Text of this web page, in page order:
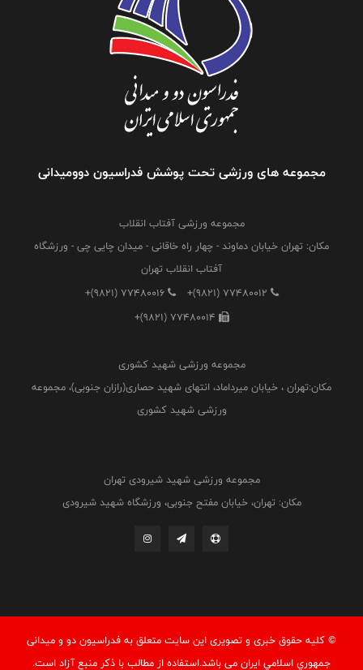
مجموعه های ورزشی تحت پوشش فدراسیون دوومیدانی
مجموعه ورزشی آفتاب انقلاب
مکان: تهران خیابان دماوند - چهار راه خاقانی - میدان چایی چی - ورزشگاه
آفتاب انقلاب تهران
+(9821) 77480012
+(9821) 77480016
+(9821) 77480014
مجموعه ورزشی شهید کشوری
مکان:تهران ، خیابان میرداماد، انتهای شهید حصاری(رازان جنوبی)، مجموعه
ورزشی شهید کشوری
مجموعه ورزشی شهید شیرودی تهران
مکان: تهران، خیابان مفتح جنوبی، ورزشگاه شهید شیرودی
© کليه حقوق خبری و تصويری اين سايت متعلق به فدراسيون دو و میدانی
جمهوري اسلامي ايران می باشد.استفاده از مطالب با ذكر منبع آزاد است.